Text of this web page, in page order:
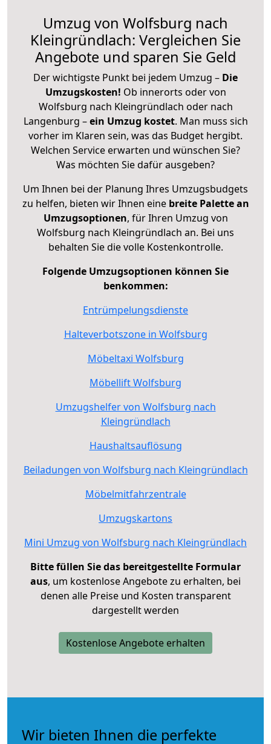
Umzug von Wolfsburg nach
Kleingründlach: Vergleichen Sie
Angebote und sparen Sie Geld
Der wichtigste Punkt bei jedem Umzug – Die
Umzugskosten! Ob innerorts oder von
Wolfsburg nach Kleingründlach oder nach
Langenburg –ein Umzug kostet. Man muss sich
vorher im Klaren sein, was das Budget hergibt.
Welchen Service erwarten und wünschen Sie?
Was möchten Sie dafür ausgeben?
Um Ihnen bei der Planung Ihres Umzugsbudgets
zu helfen, bieten wir Ihnen eine breite Palette an
Umzugsoptionen, für Ihren Umzug von
Wolfsburg nach Kleingründlach an. Bei uns
behalten Sie die volle Kostenkontrolle.
Folgende Umzugsoptionen können Sie
benkommen:
Entrümpelungsdienste
Halteverbotszone in Wolfsburg
Möbeltaxi Wolfsburg
Möbellift Wolfsburg
Umzugshelfer von Wolfsburg nach
Kleingründlach
Haushaltsauflösung
Beiladungen von Wolfsburg nach Kleingründlach
Möbelmitfahrzentrale
Umzugskartons
Mini Umzug von Wolfsburg nach Kleingründlach
Bitte füllen Sie das bereitgestellte Formular
aus, um kostenlose Angebote zu erhalten, bei
denen alle Preise und Kosten transparent
dargestellt werden
Kostenlose Angebote erhalten
Wir bieten Ihnen die perfekte